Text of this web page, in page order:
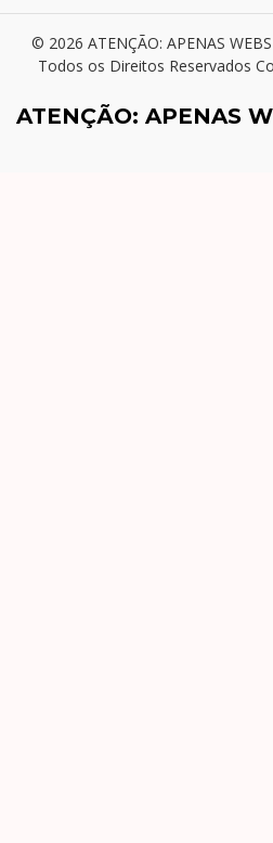
© 2026 ATENÇÃO: APENAS
Todos os Direitos Reservados
ATENÇÃO: APENAS